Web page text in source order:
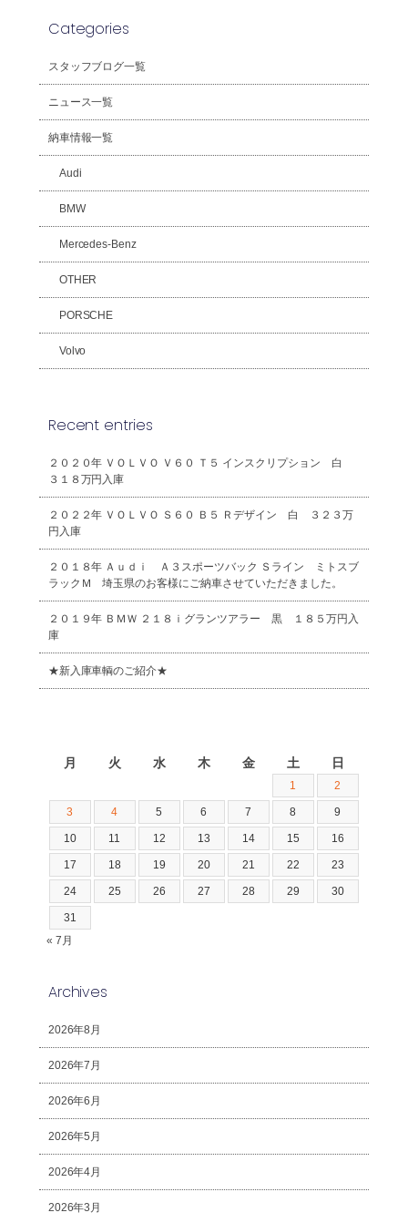
Categories
スタッフブログ一覧
ニュース一覧
納車情報一覧
Audi
BMW
Mercedes-Benz
OTHER
PORSCHE
Volvo
Recent entries
２０２０年 ＶＯＬＶＯ Ｖ６０ Ｔ５ インスクリプション 白
３１８万円入庫
２０２２年 ＶＯＬＶＯ Ｓ６０ Ｂ５ Ｒデザイン 白 ３２３万
円入庫
２０１８年 Ａｕｄｉ Ａ３スポーツバック Ｓライン ミトスブ
ラックＭ 埼玉県のお客様にご納車させていただきました。
２０１９年 ＢＭＷ ２１８ｉグランツアラー 黒 １８５万円入
庫
★新入庫車輌のご紹介★
月 火 水 木 金 土 日
1 2
3 4 5 6 7 8 9
10 11 12 13 14 15 16
17 18 19 20 21 22 23
24 25 26 27 28 29 30
31
« 7月
Archives
2026年8月
2026年7月
2026年6月
2026年5月
2026年4月
2026年3月